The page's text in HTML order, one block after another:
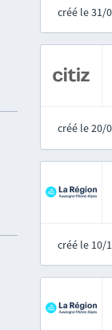
créé le 31/
créé le 20/
créé le 10/